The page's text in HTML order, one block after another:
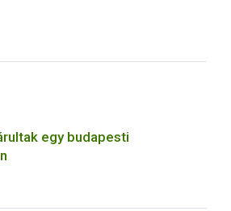
egy budapesti